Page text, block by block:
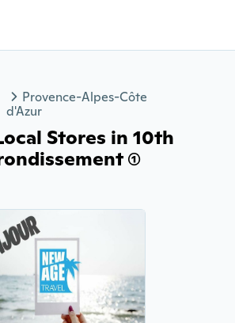
Provence-Alpes-Côte
d'Azur
Stores in 10th
(1)